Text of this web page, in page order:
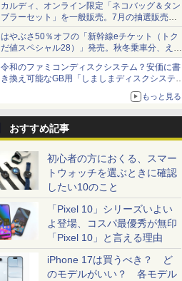
カルディ、オンライン限定「ネコバッグ＆タン
ブラーセット」を一般販売。7月の抽選販売の
当選無効分
はやぶさ50％オフの「新幹線eチケット（トク
だ値スペシャル28）」発売。秋冬乗車分、えき
ねっと限定
令和のファミコンディスクシステム？安価に書
き換え可能なGB用「しましまディスクシステ
もっと見る
おすすめ記事
初心者の方におくる、スマー
トウォッチを選ぶときに確認
したい10のこと
「Pixel 10」シリーズいよい
よ登場、コスパ最優秀が無印
「Pixel 10」と言える理由
iPhone 17は買うべき？ ど
のモデルがいい？ 各モデル